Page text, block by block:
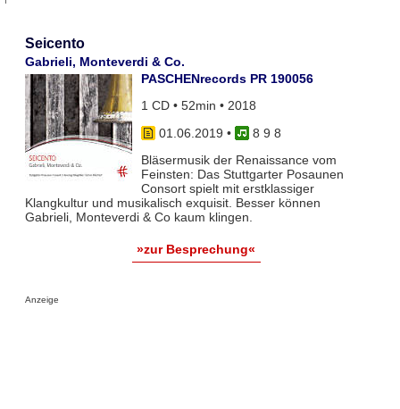
Seicento
Gabrieli, Monteverdi & Co.
PASCHENrecords PR 190056
1 CD • 52min • 2018
01.06.2019 •
8 9 8
Bläsermusik der Renaissance vom
Feinsten: Das Stuttgarter Posaunen
Consort spielt mit erstklassiger
Klangkultur und musikalisch exquisit. Besser können
Gabrieli, Monteverdi & Co kaum klingen.
»zur Besprechung«
Anzeige